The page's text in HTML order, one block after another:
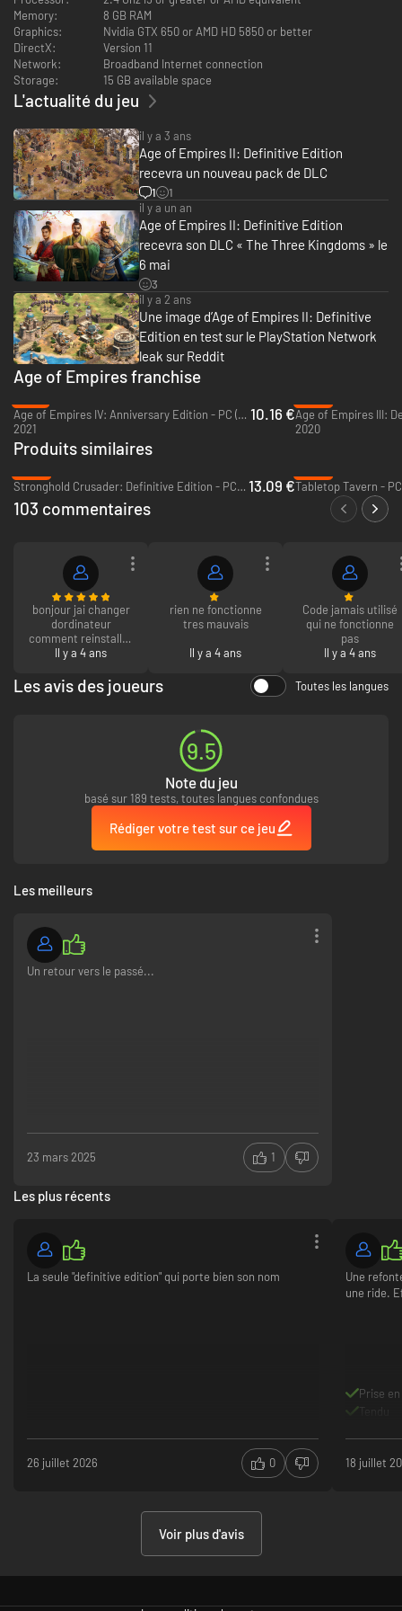
Memory:
8 GB RAM
Graphics:
Nvidia GTX 650 or AMD HD 5850 or better
DirectX:
Version 11
Network:
Broadband Internet connection
Storage:
15 GB available space
L'actualité du jeu
il y a 3 ans
Age of Empires II: Definitive Edition
recevra un nouveau pack de DLC
1
1
il y a un an
Age of Empires II: Definitive Edition
recevra son DLC « The Three Kingdoms » le
6 mai
3
il y a 2 ans
Une image d’Age of Empires II: Definitive
Edition en test sur le PlayStation Network
leak sur Reddit
Age of Empires franchise
Age of Empires IV: Anniversary Edition - PC (Microsoft Store)
2021
10.16 €
2020
Produits similaires
Stronghold Crusader: Definitive Edition - PC (Steam) 13.09 €Tabletop Tavern -
103 commentaires
bonjour jai changer
dordinateur
comment reinstaller
mes jeux svp
Il y a 4 ans
rien ne fonctionne
tres mauvais
Il y a 4 ans
Code jamais utilisé
qui ne fonctionne
pas
Il y a 4 ans
Les avis des joueurs Toutes les langues
9.5
Note du jeu
basé sur 189 tests, toutes langues confondues
Rédiger votre test sur ce jeu
Les meilleurs
Un retour vers le passé...
23 mars 2025 1
Les plus récents
La seule "definitive edition" qui porte bien son nom
26 juillet 2026 0
Une
une ride.
Prise
Tendu
18 juillet
Voir plus d'avis